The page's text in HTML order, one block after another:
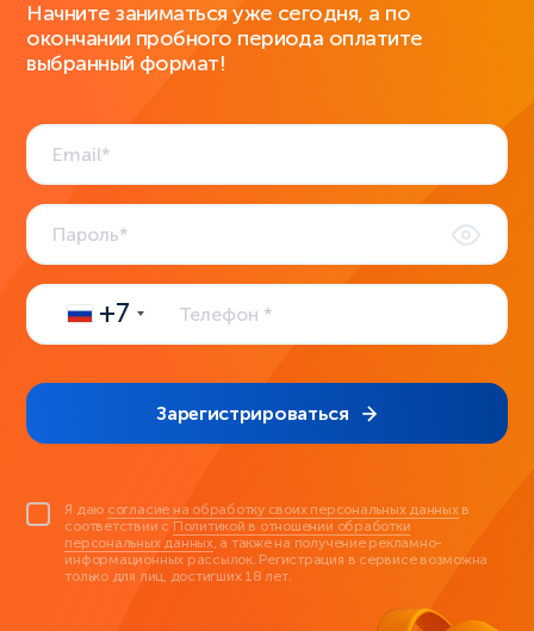
Начните заниматься уже сегодня, а по
окончании пробного периода оплатите
выбранный формат!
+7
Зарегистрироваться
Я даю согласие на обработку своих персональных данныхв
соответствии с Политикой в отношении обработки
персональных данных, а также на получение рекламно-
информационных рассылок. Регистрация в сервисе возможна
только для лиц, достигших 18 лет.